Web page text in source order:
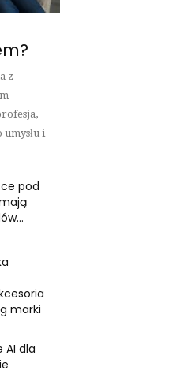
z
i
pod
marki
AI dla